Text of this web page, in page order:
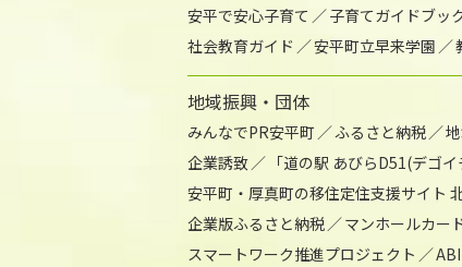
安平で安心子育て 子育てガイドブッ
社会教育ガイド
安平町立早来学園
地域振興・団体
みんなでPR安平町 ふるさと納税
企業誘致
「道の駅 あびらD51(デゴ
安平町・厚真町の移住定住支援サイト
企業版ふるさと納税
マンホールカー
スマートワーク推進プロジェクト